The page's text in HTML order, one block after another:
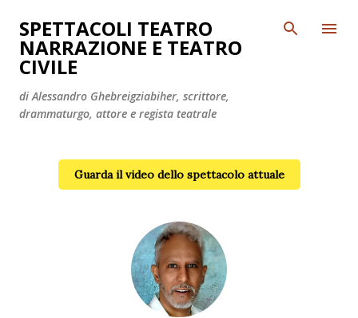
Passa ai contenuti principali
SPETTACOLI TEATRO
NARRAZIONE E TEATRO
CIVILE
di Alessandro Ghebreigziabiher, scrittore,
drammaturgo, attore e regista teatrale
Guarda il video dello spettacolo attuale